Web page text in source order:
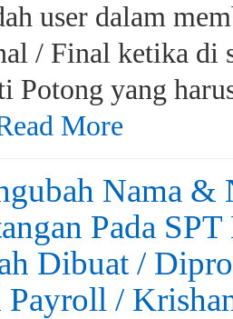
user dalam
/ Final ketika di
Potong yang
More
Nama &
Pada
Dibuat /
Payroll /